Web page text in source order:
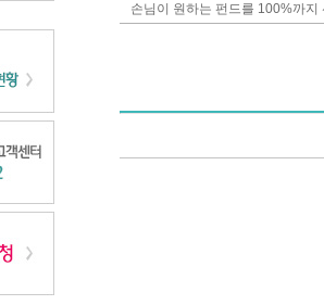
손님이 원하는 펀드를 100%까지